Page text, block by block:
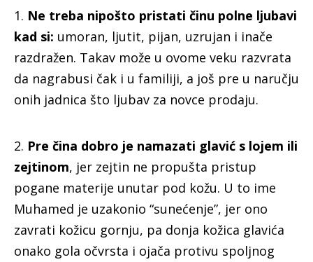
1. Ne treba nipošto pristati činu polne ljubavi
kad si: umoran, ljutit, pijan, uzrujan i inače
razdražen. Takav može u ovome veku razvrata
da nagrabusi čak i u familiji, a još pre u naručju
onih jadnica što ljubav za novce prodaju.
2. Pre čina dobro je namazati glavić s lojem ili
zejtinom, jer zejtin ne propušta pristup
pogane materije unutar pod kožu. U to ime
Muhamed je uzakonio “sunećenje”, jer ono
zavrati kožicu gornju, pa donja kožica glavića
onako gola očvrsta i ojača protivu spoljnog